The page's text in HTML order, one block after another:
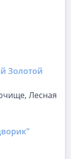
Золотой
Лесная